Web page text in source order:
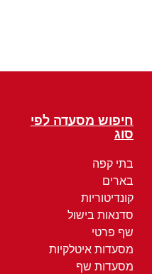
חיפוש מסעדה לפי
סוג
בתי קפה
בארים
קונדיטוריות
סדנאות בישול
שף פרטי
מסעדות איטלקיות
מסעדות שף